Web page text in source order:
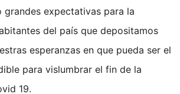
grandes expectativas para la
del país que depositamos
esperanzas en que pueda ser el
para vislumbrar el fin de la
19.